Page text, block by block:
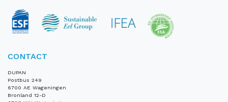
CONTACT
DUPAN
Postbus 249
6700 AE Wageningen
Bronland 12-D